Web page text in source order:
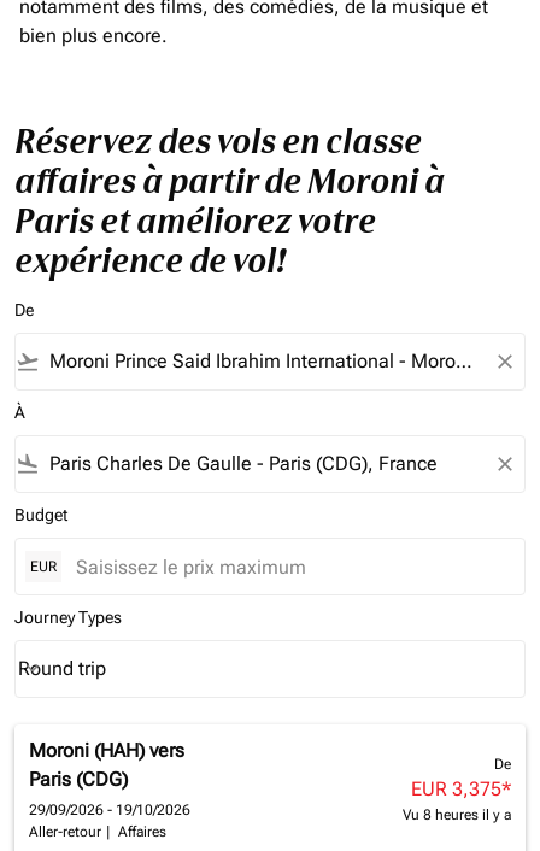
notamment des films, des comédies, de la musique et
bien plus encore.
Réservez des vols en classe
affaires à partir de Moroni à
Paris et améliorez votre
expérience de vol!
De
flight_takeoff close
À
flight_land close
Budget
EUR
Journey Types
Journey Types option Round trip Selected
Round trip
keyboard_arrow_down
Moroni (HAH) vers
Paris (CDG)
29/09/2026 - 19/10/2026
Aller-retour
Affaires
De
EUR 3,375*
Vu 8 heures il y a